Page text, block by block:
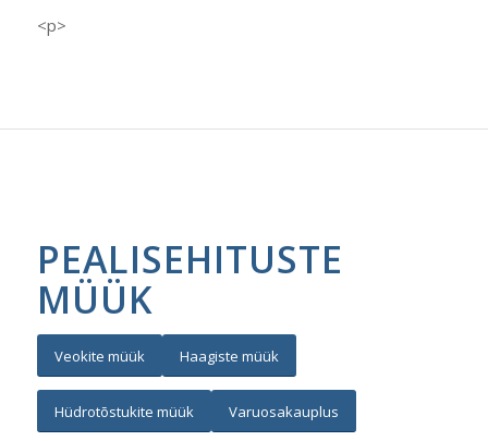
<p>
PEALISEHITUSTE
MÜÜK
Veokite müük Haagiste müük
Hüdrotõstukite müük Varuosakauplus